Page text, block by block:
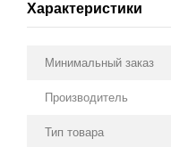
CRI: ≥80%
Потребляемая
Рабочее
Габариты профиля:
Характеристики
Минимальный заказ
Производитель
Тип товара